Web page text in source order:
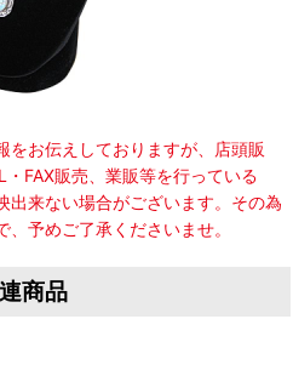
をお伝えしておりますが、店頭販
FAX販売、業販等を行っている
出来ない場合がございます。その為
予めご了承くださいませ。
商品